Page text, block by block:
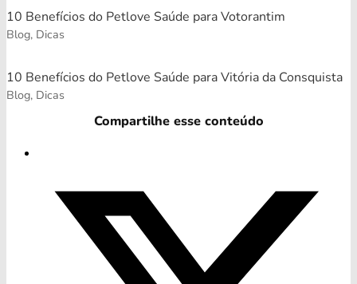
10 Benefícios do Petlove Saúde para Votorantim
Blog, Dicas
10 Benefícios do Petlove Saúde para Vitória da Consquista
Blog, Dicas
Compartilhe esse conteúdo